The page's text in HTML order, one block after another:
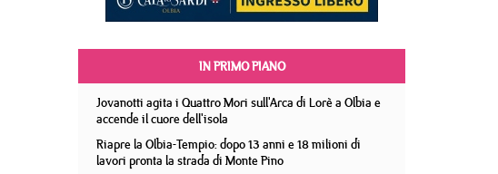
IN PRIMO PIANO
Jovanotti agita i Quattro Mori sull'Arca di Lorè a Olbia e
accende il cuore dell'isola
Riapre la Olbia-Tempio: dopo 13 anni e 18 milioni di
lavori pronta la strada di Monte Pino